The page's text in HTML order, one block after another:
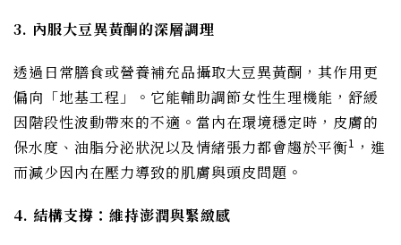
3. 內服大豆異黃酮的深層調理
透過日常膳食或營養補充品攝取大豆異黃酮，其作用更
偏向「地基工程」。它能輔助調節女性生理機能，舒緩
因階段性波動帶來的不適。當內在環境穩定時，皮膚的
保水度、油脂分泌狀況以及情緒張力都會趨於平衡1 ，進
而減少因內在壓力導致的肌膚與頭皮問題。
4. 結構支撐：維持澎潤與緊緻感